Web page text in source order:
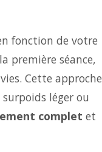
fonction de votre
première séance,
Cette approche
léger ou
complet et